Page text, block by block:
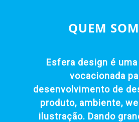
QUEM
Esfera design é
vocacionada
desenvolvimento de
produto, ambiente,
ilustração. Dando